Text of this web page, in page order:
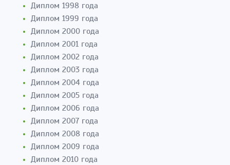
Диплом 1998 года
Диплом 1999 года
Диплом 2000 года
Диплом 2001 года
Диплом 2002 года
Диплом 2003 года
Диплом 2004 года
Диплом 2005 года
Диплом 2006 года
Диплом 2007 года
Диплом 2008 года
Диплом 2009 года
Диплом 2010 года